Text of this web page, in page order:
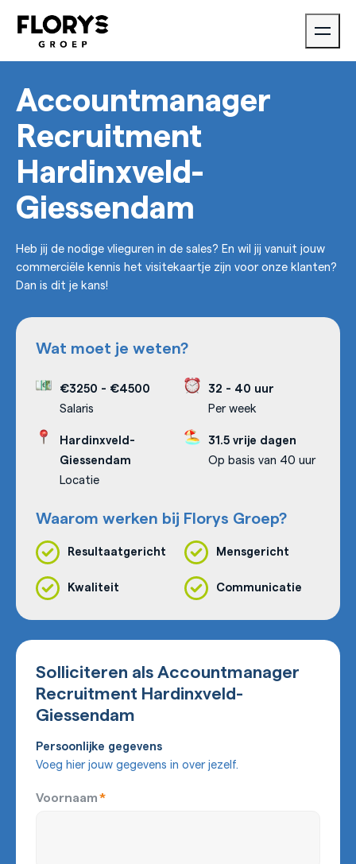
Accountmanager
Recruitment
Hardinxveld-
Giessendam
Heb jij de nodige vlieguren in de sales? En wil jij vanuit jouw
commerciële kennis het visitekaartje zijn voor onze klanten?
Dan is dit je kans!
Wat moet je weten?
€3250 - €4500
Salaris
32 - 40 uur
Per week
Hardinxveld-
Giessendam
Locatie
31.5 vrije dagen
Op basis van 40 uur
Waarom werken bij Florys Groep?
Resultaatgericht Mensgericht
Kwaliteit Communicatie
Solliciteren als Accountmanager
Recruitment Hardinxveld-
Giessendam
Persoonlijke gegevens
Voeg hier jouw gegevens in over jezelf.
Voornaam*